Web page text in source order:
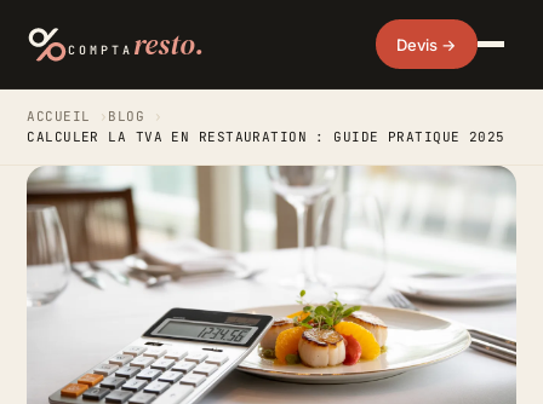
COMPTA resto. Devis →
ACCUEIL › BLOG
›
CALCULER LA TVA EN RESTAURATION : GUIDE PRATIQUE 2025